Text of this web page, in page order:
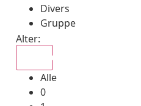
Divers
Gruppe
Alter:
Alle
0